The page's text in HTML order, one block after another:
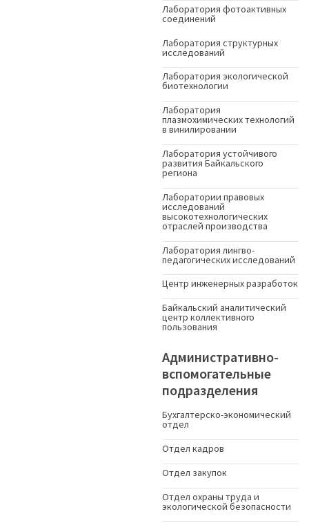
Лаборатория фотоактивных
соединений
Лаборатория структурных
исследований
Лаборатория экологической
биотехнологии
Лаборатория
плазмохимических технологий
в винилировании
Лаборатория устойчивого
развития Байкальского
региона
Лаборатории правовых
исследований
высокотехнологических
отраслей производства
Лаборатория лингво-
педагогических исследований
Центр инженерных разработок
Байкальский аналитический
центр коллективного
пользования
Административно-
вспомогательные
подразделения
Бухгалтерско-экономический
отдел
Отдел кадров
Отдел закупок
Отдел охраны труда и
экологической безопасности